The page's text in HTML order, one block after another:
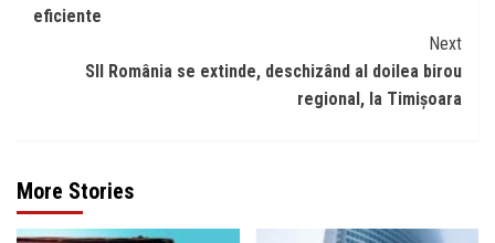
eficiente
Next
SII România se extinde, deschizând al doilea birou
regional, la Timișoara
More Stories